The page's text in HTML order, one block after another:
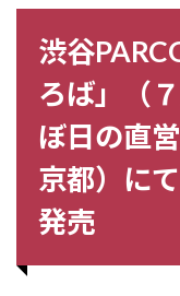
渋谷
ろば」（
ぼ日の直
京都）に
発売